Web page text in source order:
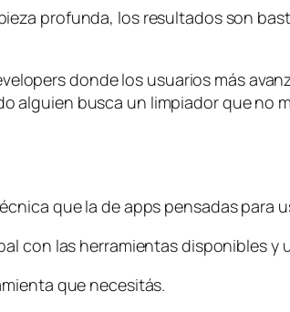
profunda, los resultados son
donde los usuarios más
alguien busca un limpiador que no
que la de apps pensadas para
con las herramientas disponibles y
que necesitás.